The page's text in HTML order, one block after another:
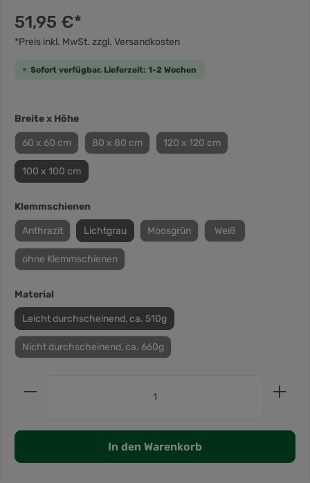
51,95 €*
*Preis inkl. MwSt. zzgl. Versandkosten
Sofort verfügbar, Lieferzeit: 1-2 Wochen
Breite x Höhe
60 x 60 cm 80 x 80 cm 120 x 120 cm
100 x 100 cm
Klemmschienen
Anthrazit Lichtgrau Moosgrün Weiß
ohne Klemmschienen
Material
Leicht durchscheinend, ca. 510g
Nicht durchscheinend, ca. 660g
In den Warenkorb